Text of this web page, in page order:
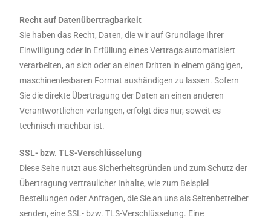
Recht auf Datenübertragbarkeit
Sie haben das Recht, Daten, die wir auf Grundlage Ihrer
Einwilligung oder in Erfüllung eines Vertrags automatisiert
verarbeiten, an sich oder an einen Dritten in einem gängigen,
maschinenlesbaren Format aushändigen zu lassen. Sofern
Sie die direkte Übertragung der Daten an einen anderen
Verantwortlichen verlangen, erfolgt dies nur, soweit es
technisch machbar ist.
SSL- bzw. TLS-Verschlüsselung
Diese Seite nutzt aus Sicherheitsgründen und zum Schutz der
Übertragung vertraulicher Inhalte, wie zum Beispiel
Bestellungen oder Anfragen, die Sie an uns als Seitenbetreiber
senden, eine SSL- bzw. TLS-Verschlüsselung. Eine